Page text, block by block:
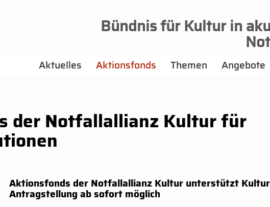
Bündnis für Kultur in
Aktuelles Aktionsfonds Themen Angebote
der Notfallallianz Kultur für
Aktionsfonds der Notfallallianz Kultur unterstützt
Antragstellung ab sofort möglich